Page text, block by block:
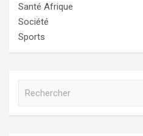
Santé Afrique
Société
Sports